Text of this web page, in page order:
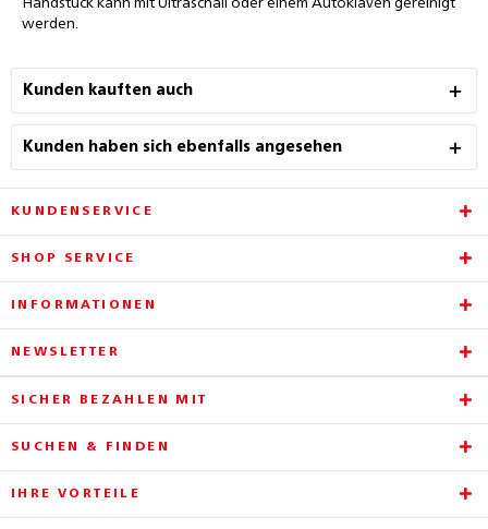
Handstück kann mit Ultraschall oder einem Autoklaven gereinigt
werden.
Kunden kauften auch
Kunden haben sich ebenfalls angesehen
KUNDENSERVICE
SHOP SERVICE
INFORMATIONEN
NEWSLETTER
SICHER BEZAHLEN MIT
SUCHEN & FINDEN
IHRE VORTEILE